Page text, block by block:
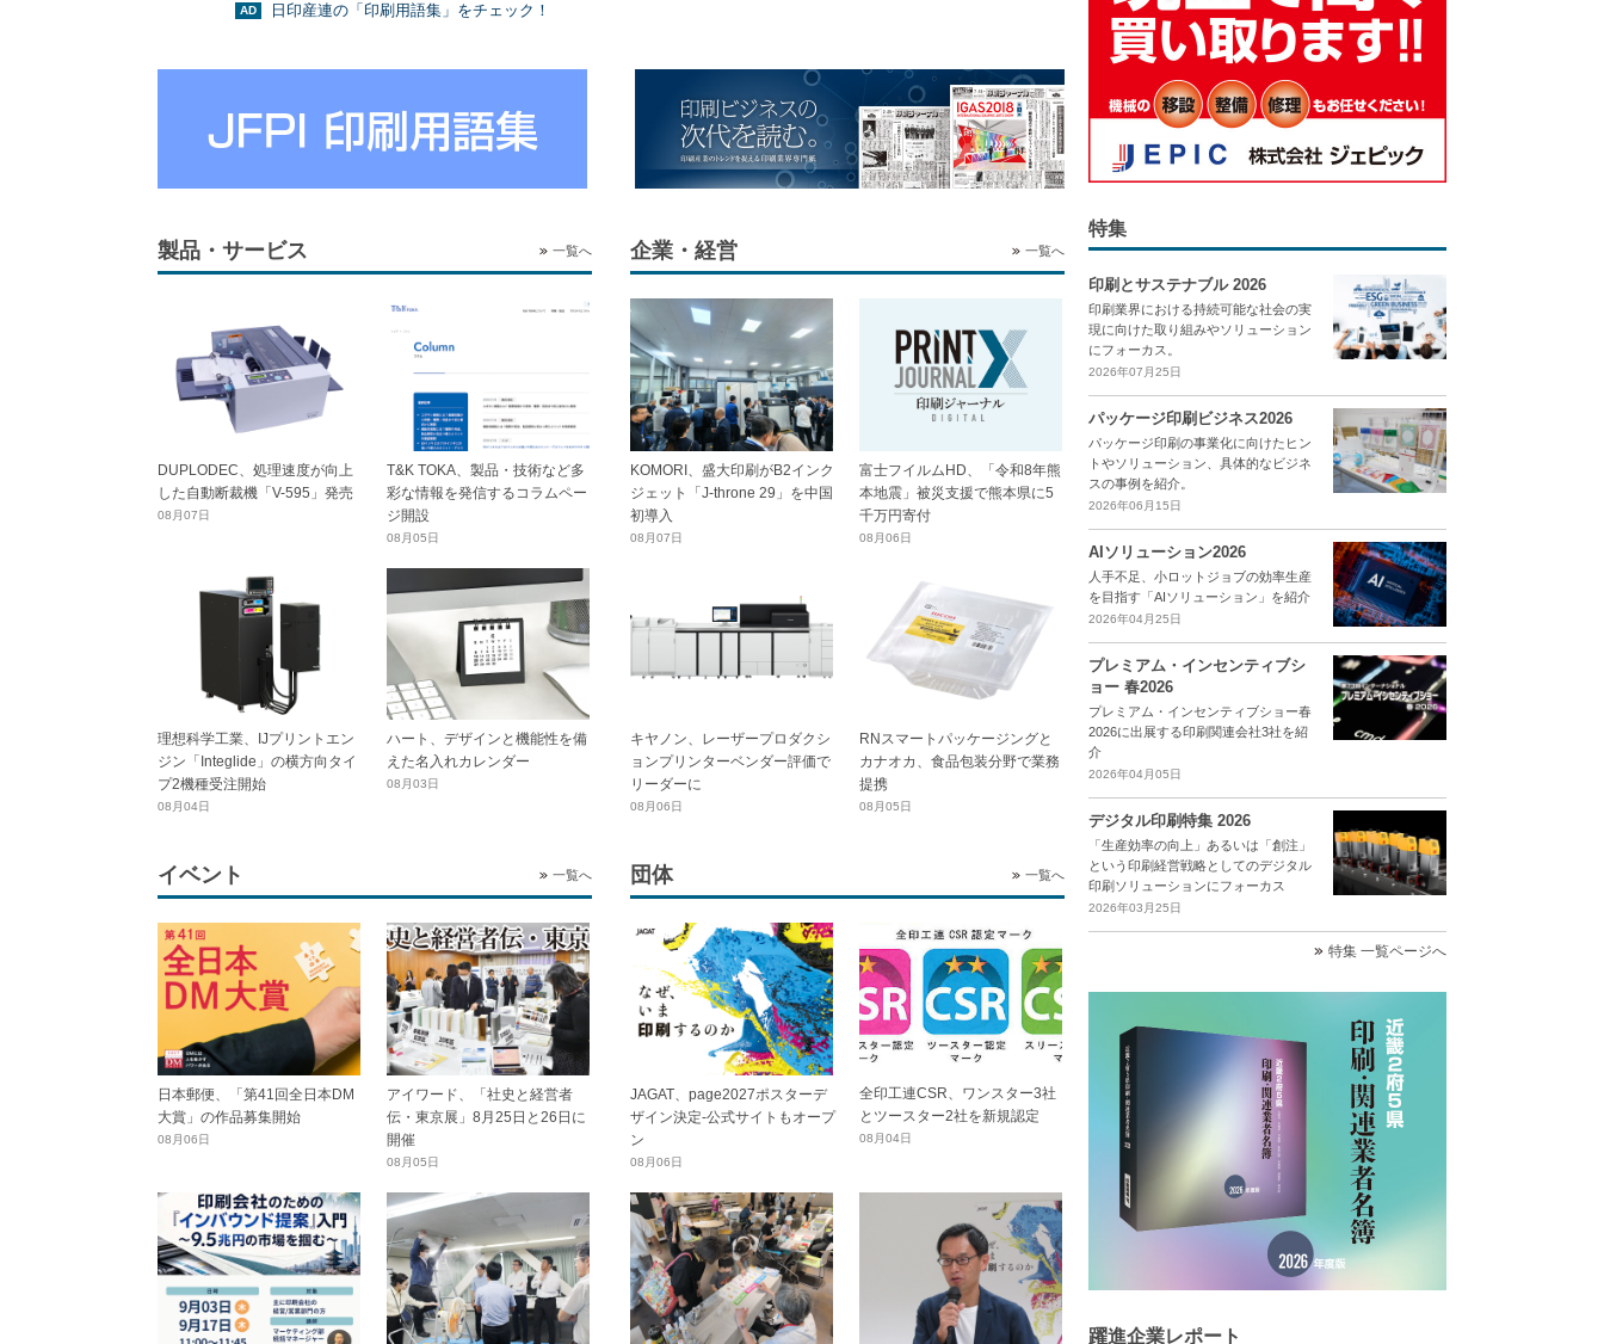
日印産連の「印刷用語集」をチェック！
製品・サービス 一覧へ
DUPLODEC、処理速度が向上
した自動断裁機「V-595」発売
08月07日
T&K TOKA、製品・技術など多
彩な情報を発信するコラムペー
ジ開設
08月05日
理想科学工業、IJプリントエン
ジン「Integlide」の横方向タイ
プ2機種受注開始
08月04日
ハート、デザインと機能性を備
えた名入れカレンダー
08月03日
企業・経営 一覧へ
KOMORI、盛大印刷がB2インク
ジェット「J-throne 29」を中国
初導入
08月07日
富士フイルムHD、「令和8年熊
本地震」被災支援で熊本県に5
千万円寄付
08月06日
キヤノン、レーザープロダクシ
ョンプリンターベンダー評価で
リーダーに
08月06日
RNスマートパッケージングと
カナオカ、食品包装分野で業務
提携
08月05日
イベント 一覧へ
日本郵便、「第41回全日本DM
大賞」の作品募集開始
08月06日
アイワード、「社史と経営者
伝・東京展」8月25日と26日に
開催
08月05日
団体 一覧へ
JAGAT、page2027ポスターデ
ザイン決定-公式サイトもオープ
ン
08月06日
全印工連CSR、ワンスター3社
とツースター2社を新規認定
08月04日
特集
印刷とサステナブル 2026
印刷業界における持続可能な社会の実
現に向けた取り組みやソリューション
にフォーカス。
2026年07月25日
パッケージ印刷ビジネス2026
パッケージ印刷の事業化に向けたヒン
トやソリューション、具体的なビジネ
スの事例を紹介。
2026年06月15日
AIソリューション2026
人手不足、小ロットジョブの効率生産
を目指す「AIソリューション」を紹介
2026年04月25日
プレミアム・インセンティブシ
ョー 春2026
プレミアム・インセンティブショー春
2026に出展する印刷関連会社3社を紹
介
2026年04月05日
デジタル印刷特集 2026
「生産効率の向上」あるいは「創注」
という印刷経営戦略としてのデジタル
印刷ソリューションにフォーカス
2026年03月25日
特集 一覧ページへ
躍進企業レポート